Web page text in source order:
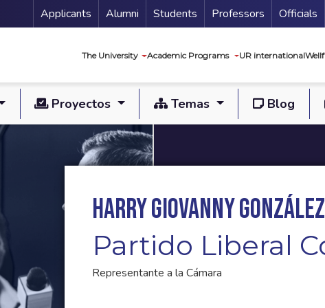
Menu Secundario
Applicants Alumni Students Professors Officials
The University Academic Programs UR international
Proyectos Temas Blog
Harry Giovanny
Partido Liberal
Representante a la Cámara